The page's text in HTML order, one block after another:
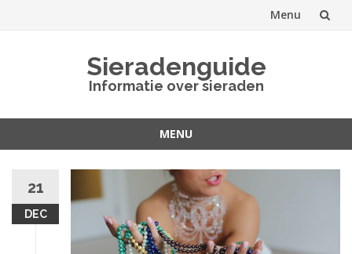
Menu
Sieradenguide
Informatie over sieraden
MENU
inhoud21
DEC